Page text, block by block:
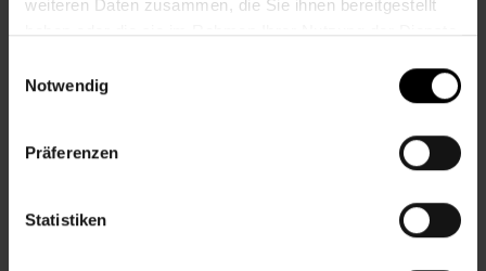
weiteren Daten zusammen, die Sie ihnen bereitgestellt
haben oder die sie im Rahmen Ihrer Nutzung der Dienste
Notwendig
Präferenzen
Statistiken
12., Am Schöpfwerk 31/3/R1, Im Hof hinter der
Nachbarschaftszentren